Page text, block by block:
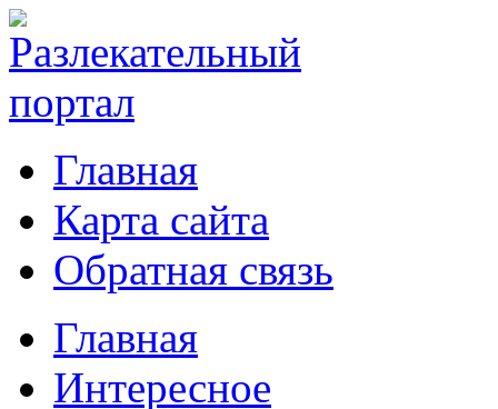
Главная
Карта сайта
Обратная связь
Главная
Интересное